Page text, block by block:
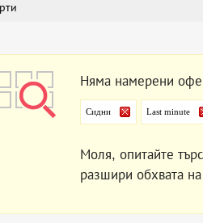
Няма намерени
Сидни Last minute
Моля, опитайте
разшири обхвата